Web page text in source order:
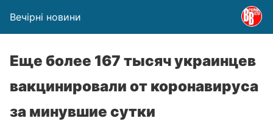
Вечірні новини
Еще более 167 тысяч украинцев
вакцинировали от коронавируса
за минувшие сутки